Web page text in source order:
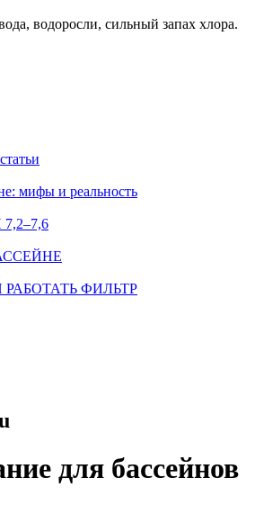
водоросли, сильный запах хлора.
мифы и реальность
ФИЛЬТР
для бассейнов